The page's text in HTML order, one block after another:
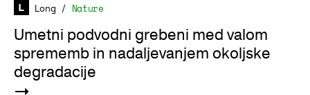
Long / Nature
Umetni podvodni grebeni med valom
sprememb in nadaljevanjem okoljske
degradacije